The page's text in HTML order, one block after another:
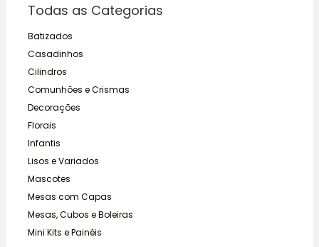
Todas as Categorias
Batizados
Casadinhos
Cilindros
Comunhões e Crismas
Decorações
Florais
Infantis
Lisos e Variados
Mascotes
Mesas com Capas
Mesas, Cubos e Boleiras
Mini Kits e Painéis